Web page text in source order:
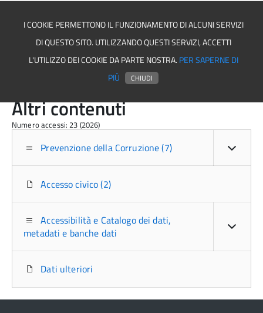
Asmel associazione
Altri contenuti
Numero accessi: 23 (2026)
Prevenzione della Corruzione (7)
Accesso civico (2)
Accessibilità e Catalogo dei dati,
metadati e banche dati
Dati ulteriori
I COOKIE PERMETTONO IL FUNZIONAMENTO DI ALCUNI SERVIZI
DI QUESTO SITO. UTILIZZANDO QUESTI SERVIZI, ACCETTI
L'UTILIZZO DEI COOKIE DA PARTE NOSTRA. PER SAPERNE DI
PIÙ
CHIUDI